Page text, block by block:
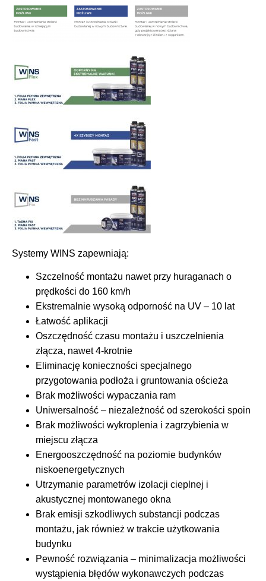
Systemy WINS zapewniają:
Szczelność montażu nawet przy huraganach o
prędkości do 160 km/h
Ekstremalnie wysoką odporność na UV – 10 lat
Łatwość aplikacji
Oszczędność czasu montażu i uszczelnienia
złącza, nawet 4-krotnie
Eliminację konieczności specjalnego
przygotowania podłoża i gruntowania ościeża
Brak możliwości wypaczania ram
Uniwersalność – niezależność od szerokości spoin
Brak możliwości wykroplenia i zagrzybienia w
miejscu złącza
Energooszczędność na poziomie budynków
niskoenergetycznych
Utrzymanie parametrów izolacji cieplnej i
akustycznej montowanego okna
Brak emisji szkodliwych substancji podczas
montażu, jak również w trakcie użytkowania
budynku
Pewność rozwiązania – minimalizacja możliwości
wystąpienia błędów wykonawczych podczas